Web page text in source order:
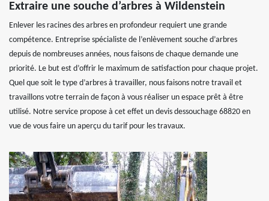
Extraire une souche d’arbres à Wildenstein
Enlever les racines des arbres en profondeur requiert une grande
compétence. Entreprise spécialiste de l’enlèvement souche d’arbres
depuis de nombreuses années, nous faisons de chaque demande une
priorité. Le but est d’offrir le maximum de satisfaction pour chaque projet.
Quel que soit le type d’arbres à travailler, nous faisons notre travail et
travaillons votre terrain de façon à vous réaliser un espace prêt à être
utilisé. Notre service propose à cet effet un devis dessouchage 68820 en
vue de vous faire un aperçu du tarif pour les travaux.